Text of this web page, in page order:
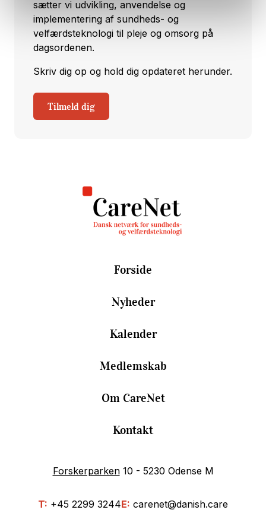
sætter vi udvikling, anvendelse og
implementering af sundheds- og
velfærdsteknologi til pleje og omsorg på
dagsordenen.
Skriv dig op og hold dig opdateret herunder.
Tilmeld dig
Forside
Nyheder
Kalender
Medlemskab
Om CareNet
Kontakt
Forskerparken10 - 5230 Odense M
T: +45 2299 3244E: carenet@danish.care